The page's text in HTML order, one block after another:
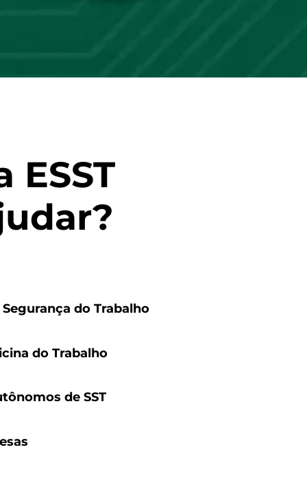
ESST
do Trabalho
do Trabalho
de SST